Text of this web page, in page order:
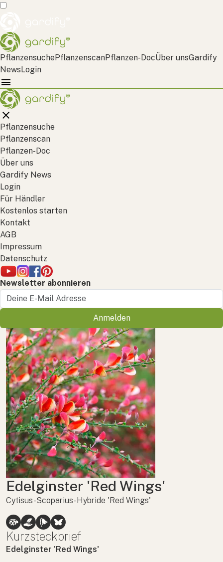
PflanzensuchePflanzenscanPflanzen-DocÜber unsGardify
NewsLogin
Pflanzensuche
Pflanzenscan
Pflanzen-Doc
Über uns
Gardify News
Login
Für Händler
Kostenlos starten
Kontakt
AGB
Impressum
Datenschutz
Newsletter abonnieren
Anmelden
Edelginster 'Red Wings'
Cytisus-Scoparius-Hybride 'Red Wings'
Kurzsteckbrief
Edelginster 'Red Wings'